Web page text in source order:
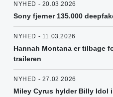
NYHED - 20.03.2026
Sony fjerner 135.000
NYHED - 11.03.2026
Hannah Montana er tilbage
traileren
NYHED - 27.02.2026
Miley Cyrus hylder Billy Idol